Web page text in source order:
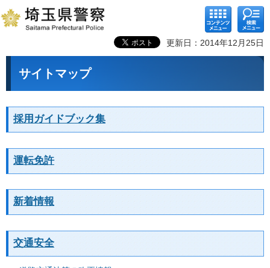
コンテ
ンツメ
ニュー
検索メ
ニュー
更新日：2014年12月25日
サイトマップ
採用ガイドブック集
運転免許
新着情報
交通安全